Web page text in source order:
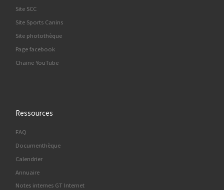
Site SCC
Site Sports Canins
Site photothèque
Page facebook
Chaine YouTube
Ressources
FAQ
Documenthèque
Calendrier
Annuaire
Notes internes GT Internet